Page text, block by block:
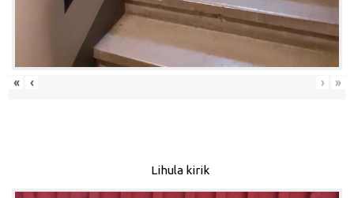
« ‹ › »
Lihula kirik